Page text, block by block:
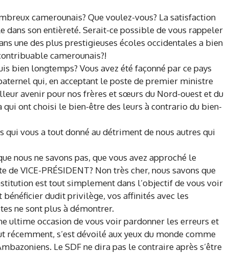
camerounais? Que voulez-vous? La satisfaction
dans son entièreté. Serait-ce possible de vous rappeler
une des plus prestigieuses écoles occidentales a bien
camerounais?!
bien longtemps? Vous avez été façonné par ce pays
qui, en acceptant le poste de premier ministre
avenir pour nos frères et sœurs du Nord-ouest et du
qui ont choisi le bien-être des leurs à contrario du bien-
qui vous a tout donné au détriment de nous autres qui
nous ne savons pas, que vous avez approché le
VICE-PRÉSIDENT? Non très cher, nous savons que
est tout simplement dans l’objectif de vous voir
dudit privilège, vos affinités avec les
ne sont plus à démontrer.
ultime occasion de vous voir pardonner les erreurs et
récemment, s’est dévoilé aux yeux du monde comme
Le SDF ne dira pas le contraire après s’être